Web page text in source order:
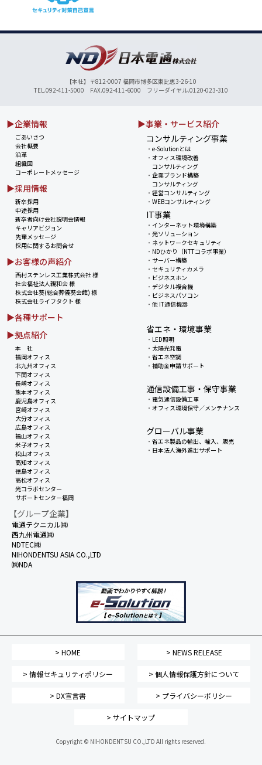
【本社】〒812-0007 福岡市博多区東比恵3-26-10
TEL.092-411-5000 FAX.092-411-6000 フリーダイヤル.0120-023-310
▶企業情報
ごあいさつ
会社概要
沿革
組織図
コーポレートメッセージ
▶採用情報
新卒採用
中途採用
新卒者向け会社説明会情報
キャリアビジョン
先輩メッセージ
採用に関するお問合せ
▶お客様の声紹介
西村ステンレス工業株式会社 様
社会福祉法人親和会 様
株式会社葵(総合葬儀葵会館) 様
株式会社ライフタクト 様
▶各種サポート
▶事業・サービス紹介
コンサルティング事業
・e-Solutionとは
・オフィス環境改善
コンサルティング
・企業ブランド構築
コンサルティング
・経営コンサルティング
・WEBコンサルティング
IT事業
・ インターネット環境構築
・光ソリューション
・ ネットワークセキュリティ
・ NDひかり（NTTコラボ事業）
・ サーバー構築
・セキュリティカメラ
・ ビジネスホン
・デジタル複合機
・ ビジネスパソコン
・他 IT通信機器
省エネ・環境事業
・ LED照明
・ 太陽光発電
・省エネ空調
・補助金申請サポート
通信設備工事・保守事業
・ 電気通信設備工事
・オフィス環境保守／メンテナンス
グローバル事業
・省エネ製品の輸出、輸入、販売
・ 日本法人海外進出サポート
▶拠点紹介
本 社
福岡オフィス
北九州オフィス
下関オフィス
長崎オフィス
熊本オフィス
鹿児島オフィス
宮崎オフィス
大分オフィス
広島オフィス
福山オフィス
米子オフィス
松山オフィス
高知オフィス
徳島オフィス
高松オフィス
光コラボセンター
サポートセンター福岡
【グループ企業】
電通テクニカル㈱
西九州電通㈱
NDTEC㈱
NIHONDENTSU ASIA CO.,LTD
㈱NDA
> HOME > NEWS RELEASE
> 情報セキュリティポリシー > 個人情報保護方針について
> DX宣言書 > プライバシーポリシー
> サイトマップ
Copyright © NIHONDENTSU CO.,LTD All rights reserved.